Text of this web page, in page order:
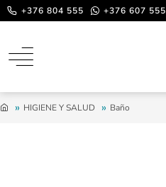
+376 804 555 +376 607 555
HIGIENE Y SALUD Baño